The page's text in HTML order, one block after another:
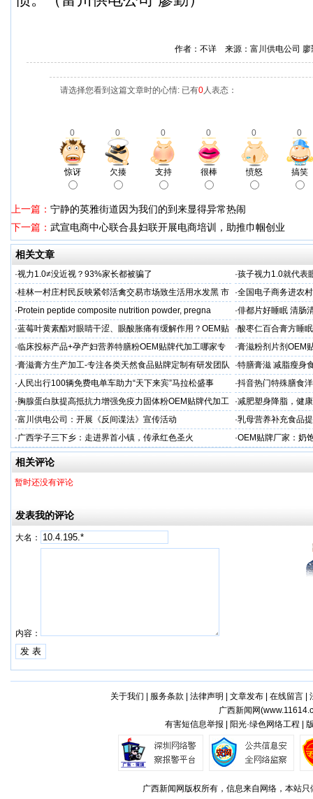
作者：不详 来源：富川供电公司
请选择您看到这篇文章时的心情: 已有0人表态：
0 0 0 0 0 0
惊讶 欠揍 支持 很棒 愤怒 搞笑
上一篇： 宁静的英雅街道因为我们的到来显得异常热闹
下一篇： 武宣电商中心联合县妇联开展电商培训，助推巾帼创业
相关文章
·视力1.0≠没近视？93%家长都被骗了 ·孩子视力1.0就代表
·桂林一村庄村民反映紧邻活禽交易市场致生活用水发黑 市
场称属“造谣”，联合调查组介入调查
·全国电子商务进农
利开班
· Protein peptide composite nutrition powder, pregna ·俳都片好睡眠 清肠
·蓝莓叶黄素酯对眼睛干涩、眼酸胀痛有缓解作用？OEM贴
牌代工
·酸枣仁百合膏方睡
厂
·临床投标产品+孕产妇营养特膳粉OEM贴牌代加工哪家专
业
·膏滋粉剂片剂OEM
·膏滋膏方生产加工-专注各类天然食品贴牌定制有研发团队
厂家
·特膳膏滋 减脂瘦身
务商
· 人民出行100辆免费电单车助力“天下来宾”马拉松盛事 ·抖音热门特殊膳食
牌加工
· 胸腺蛋白肽提高抵抗力增强免疫力固体粉OEM贴牌代加工
服务商
·减肥塑身降脂，健
服务商
·富川供电公司：开展《反间谍法》宣传活动 ·乳母营养补充食品
工
·广西学子三下乡：走进界首小镇，传承红色圣火 ·OEM贴牌厂家：奶
一步！
相关评论
暂时还没有评论
发表我的评论
大名：
内容：
关于我们 服务条款 法律声明 文章发布| 在线留言|
广西新闻网(
有害短信息举报 | 阳光·绿色网络工程 |
广西新闻网版权所有，信息来自网络，本站